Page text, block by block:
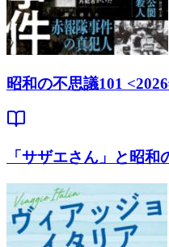
昭和の不思議101
「サザエさん」と昭和